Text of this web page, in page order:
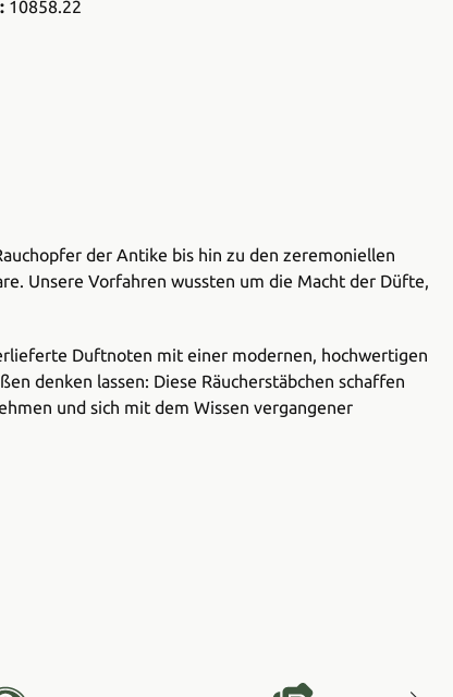
10858.22
der Antike bis hin zu den zeremoniellen
Unsere Vorfahren wussten um die Macht der Düfte,
Duftnoten mit einer modernen, hochwertigen
denken lassen: Diese Räucherstäbchen schaffen
und sich mit dem Wissen vergangener